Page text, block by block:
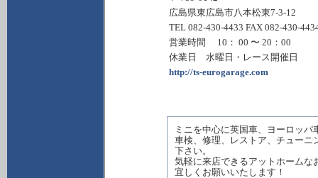
広島県東広島市八本松東7-3-12
TEL 082-430-4433 FAX 082-430-
営業時間 10： 00 〜 20：00
休業日 水曜日・レース開催日
http://ts-eurogarage.com
ミニを中心に英国車、ヨーロッ
車検、修理、レストア、チューニ
下さい。
気軽に来店できるアットホームな
宜しくお願いいたします！